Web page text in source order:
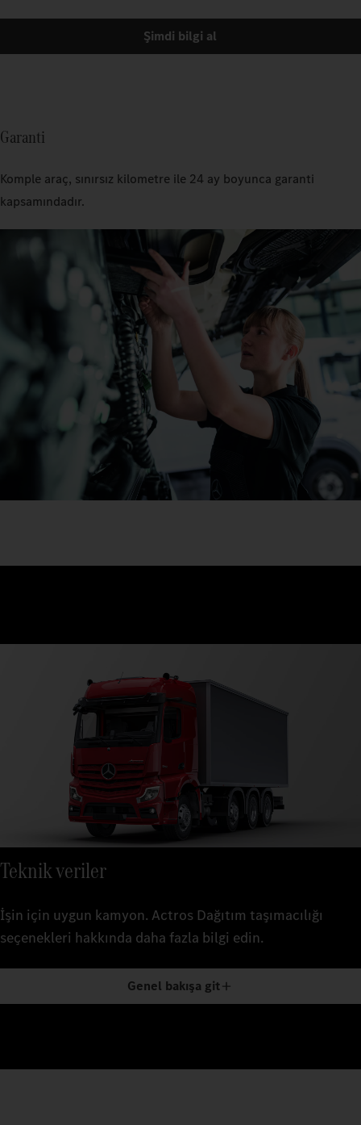
Şimdi bilgi al
Garanti
Komple araç, sınırsız kilometre ile 24 ay boyunca garanti
kapsamındadır.
Teknik veriler
İşin için uygun kamyon. Actros Dağıtım taşımacılığı
seçenekleri hakkında daha fazla bilgi edin.
Genel bakışa git